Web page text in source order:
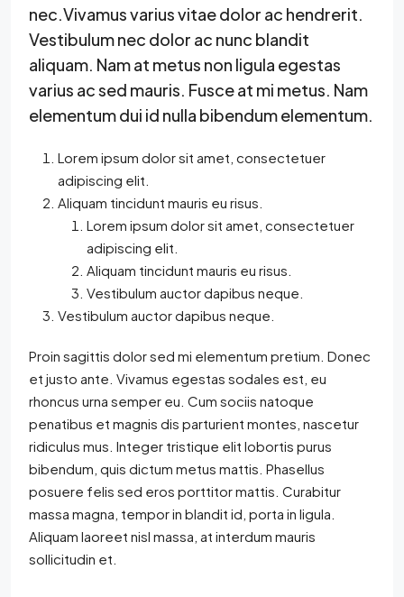
nec.Vivamus varius vitae dolor ac hendrerit.
Vestibulum nec dolor ac nunc blandit
aliquam. Nam at metus non ligula egestas
varius ac sed mauris. Fusce at mi metus. Nam
elementum dui id nulla bibendum elementum.
Lorem ipsum dolor sit amet, consectetuer
adipiscing elit.
Aliquam tincidunt mauris eu risus.
Lorem ipsum dolor sit amet, consectetuer
adipiscing elit.
Aliquam tincidunt mauris eu risus.
Vestibulum auctor dapibus neque.
Vestibulum auctor dapibus neque.
Proin sagittis dolor sed mi elementum pretium. Donec
et justo ante. Vivamus egestas sodales est, eu
rhoncus urna semper eu. Cum sociis natoque
penatibus et magnis dis parturient montes, nascetur
ridiculus mus. Integer tristique elit lobortis purus
bibendum, quis dictum metus mattis. Phasellus
posuere felis sed eros porttitor mattis. Curabitur
massa magna, tempor in blandit id, porta in ligula.
Aliquam laoreet nisl massa, at interdum mauris
sollicitudin et.